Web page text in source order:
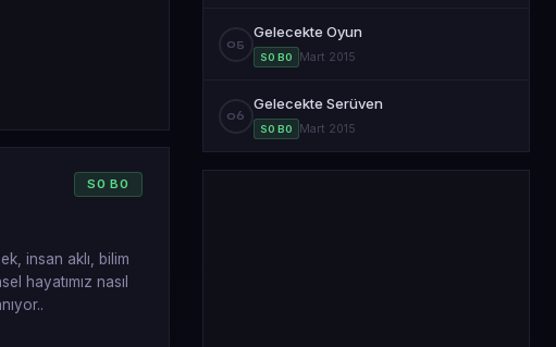
S0 B0
insan aklı, bilim
hayatımız nasıl
05
Gelecekte Oyun
S0 B0 Mart 2015
06
Gelecekte Serüven
S0 B0 Mart 2015